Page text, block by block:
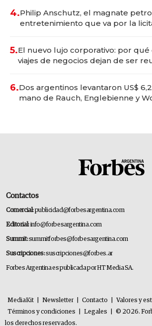
4.Philip Anschutz, el magnate
entretenimiento que va por la
5.El nuevo lujo corporativo: por qué
viajes de negocios dejan de ser
6.Dos argentinos levantaron US$
mano de Rauch, Englebienne y
Contactos
Comercial:publicidad@forbesargentina.com
Editorial:info@forbesargentina.com
Summit:summitforbes@forbesargentina.com
Suscripciones:suscripciones@forbes.ar
Forbes Argentina es publicada por HT Media SA.
MediaKit Newsletter Contacto Valores y
Términos y condiciones
Legales
© 2026.
los derechos reservados.